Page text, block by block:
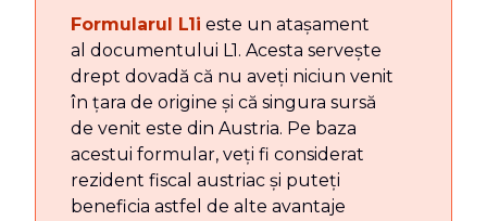
Formularul L1i este un atașament
al documentului L1. Acesta servește
drept dovadă că nu aveți niciun venit
în țara de origine și că singura sursă
de venit este din Austria. Pe baza
acestui formular, veți fi considerat
rezident fiscal austriac și puteți
beneficia astfel de alte avantaje